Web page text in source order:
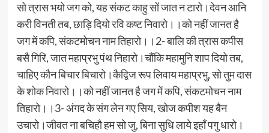
सो त्रास भयो जग को, यह संकट काहु सों जात न टारो।देवन आनि
करी विनती तब, छाड़ि दियो रवि कष्ट निवारो।।को नहीं जानत है
जग में कपि, संकटमोचन नाम तिहारो।।2- बालि की त्रास कपीस
बसै गिरि, जात महाप्रभु पंथ निहारो।चौंकि महामुनि शाप दियो तब,
चाहिए कौन बिचार बिचारो।कैद्विज रूप लिवाय महाप्रभु, सो तुम दास
के शोक निवारो।।को नहीं जानत है जग में कपि, संकटमोचन नाम
तिहारो।।3- अंगद के संग लेन गए सिय, खोज कपीश यह बैन
उचारो।जीवत ना बचिहौ हम सो जु, बिना सुधि लाये इहाँ पगु धारो।